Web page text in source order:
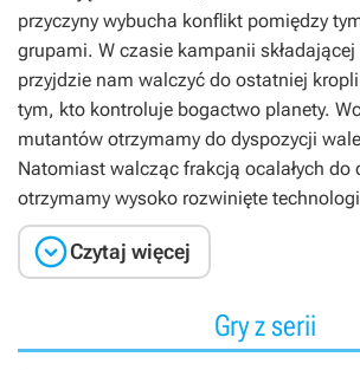
przyczyny wybucha konflikt pomiędzy
grupami. W czasie kampanii
przyjdzie nam walczyć do ostatniej
tym, kto kontroluje bogactwo planety.
mutantów otrzymamy do dyspozycji
Natomiast walcząc frakcją ocalałych do
otrzymamy wysoko rozwinięte
Czytaj więcej
Gry z serii